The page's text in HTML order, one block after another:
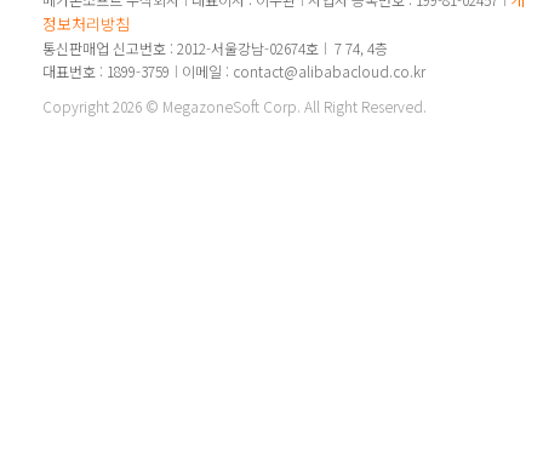
정보처리방침
통신판매업 신고번호 : 2012-서울강남-02674호
7 74, 4층
대표번호 : 1899-3759
이메일 : contact@alibabacloud.co.kr
Copyright 2026 © MegazoneSoft Corp. All Right Reserved.